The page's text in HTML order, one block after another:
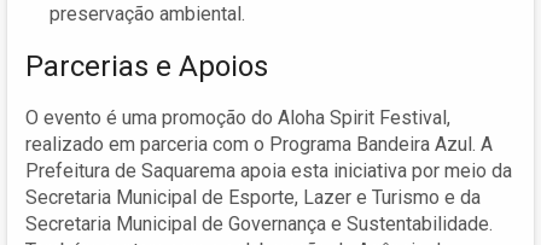
preservação ambiental.
Parcerias e Apoios
O evento é uma promoção do Aloha Spirit Festival,
realizado em parceria com o Programa Bandeira Azul. A
Prefeitura de Saquarema apoia esta iniciativa por meio da
Secretaria Municipal de Esporte, Lazer e Turismo e da
Secretaria Municipal de Governança e Sustentabilidade.